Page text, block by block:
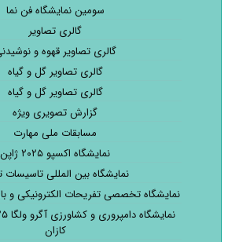
سومین نمایشگاه فن نما
گالری تصاویر
گالری تصاویر قهوه و
گالری تصاویر گل و گیاه
گالری تصاویر گل و گیاه
گزارش تصویری ویژه
مسابقات ملی مهارت
نمایشگاه اکسپو ۲۰۲۵ ژاپن
نمایشگاه بین المللی تاسیسات
نمایشگاه تخصصی تفریحات الکترونیکی و
کازان